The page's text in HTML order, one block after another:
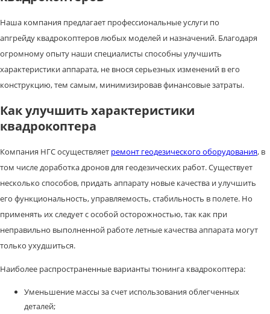
Наша компания предлагает профессиональные услуги по
апгрейду квадрокоптеров любых моделей и назначений. Благодаря
огромному опыту наши специалисты способны улучшить
характеристики аппарата, не внося серьезных изменений в его
конструкцию, тем самым, минимизировав финансовые затраты.
Как улучшить характеристики
квадрокоптера
Компания НГС осуществляет ремонт геодезического оборудования, в
том числе доработка дронов для геодезических работ. Существует
несколько способов, придать аппарату новые качества и улучшить
его функциональность, управляемость, стабильность в полете. Но
применять их следует с особой осторожностью, так как при
неправильно выполненной работе летные качества аппарата могут
только ухудшиться.
Наиболее распространенные варианты тюнинга квадрокоптера:
Уменьшение массы за счет использования облегченных
деталей;